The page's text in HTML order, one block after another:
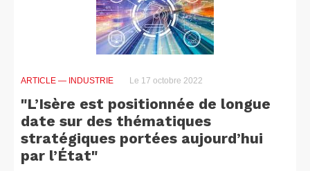
ARTICLE — INDUSTRIE Le 17 octobre 2022
"L’Isère est positionnée de longue
date sur des thématiques
stratégiques portées aujourd’hui
par l’État"